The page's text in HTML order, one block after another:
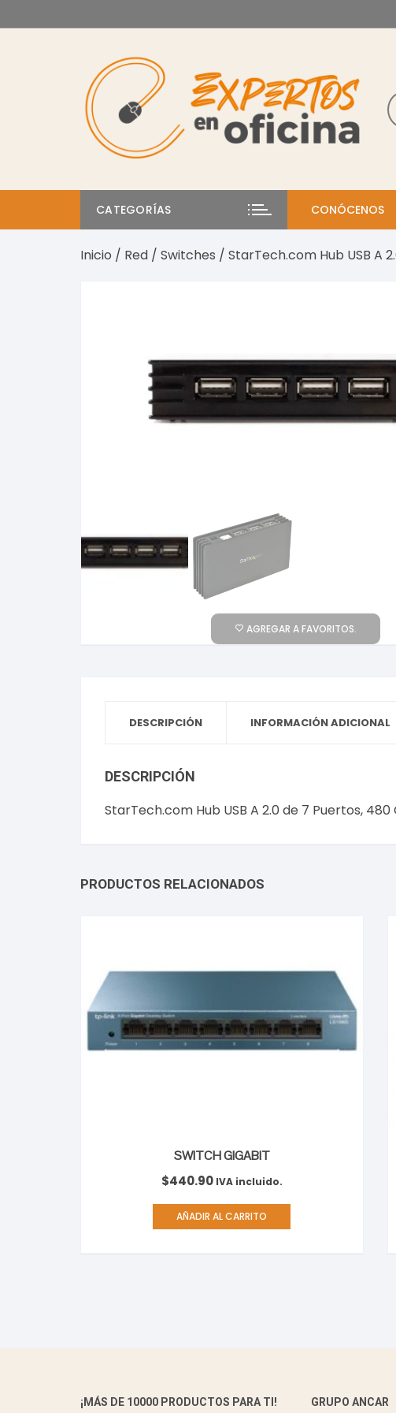
al
CATEGORÍAS CONÓCENOS
Inicio / Red / Switches / StarTech.com Hub USB A
AGREGAR A FAVORITOS.
DESCRIPCIÓN INFORMACIÓN ADICIONAL
DESCRIPCIÓN
StarTech.com Hub USB A 2.0 de 7 Puertos, 480
PRODUCTOS RELACIONADOS
SWITCH GIGABIT
$440.90 IVA incluido.
AÑADIR AL CARRITO
¡MÁS DE 10000 PRODUCTOS PARA TI! GRUPO ANCAR